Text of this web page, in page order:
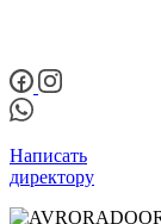
Написать
директору